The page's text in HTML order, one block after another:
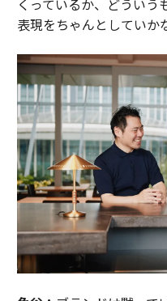
くっているか、どうい
表現をちゃんとしていか